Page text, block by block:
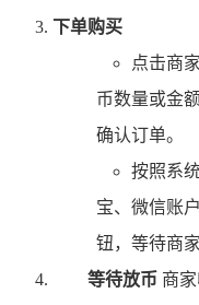
下单购买
点击商
币数量或金
确认订单。
按照系
宝、微信账
钮，等待商
等待放币 商